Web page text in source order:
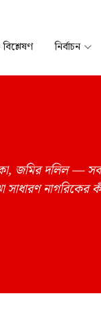
নির্বাচন
জমির দলিল —
সাধারণ নাগরিকের